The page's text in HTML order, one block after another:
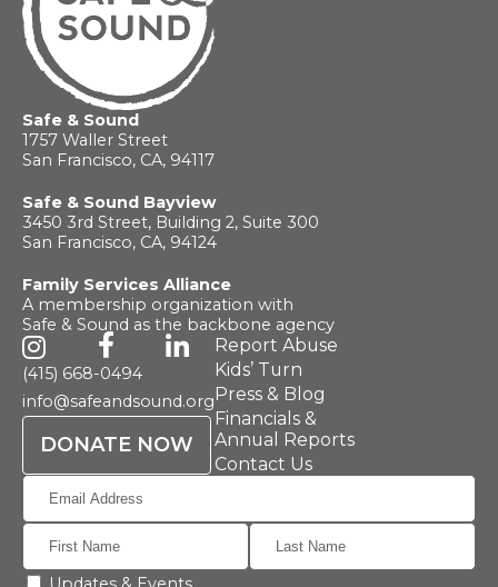
Safe & Sound
1757 Waller Street
San Francisco, CA, 94117
Safe & Sound Bayview
3450 3rd Street, Building 2, Suite 300
San Francisco, CA, 94124
Family Services Alliance
A membership organization with
Safe & Sound as the backbone agency
(415) 668-0494
info@safeandsound.org
DONATE NOW
Report Abuse
Kids’ Turn
Press & Blog
Financials &
Annual Reports
Contact Us